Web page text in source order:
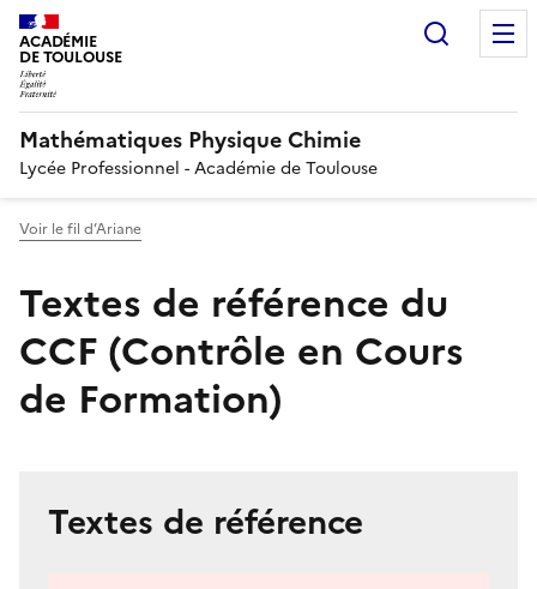
ACADÉMIE
DE TOULOUSE
Mathématiques Physique Chimie
Lycée Professionnel - Académie de Toulouse
Voir le fil d’Ariane
Textes de référence du
CCF (Contrôle en Cours
de Formation)
Textes de référence